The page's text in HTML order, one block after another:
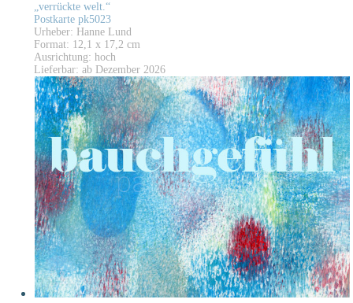
„verrückte welt.“
Postkarte pk5023
Urheber: Hanne Lund
Format: 12,1 x 17,2 cm
Ausrichtung: hoch
Lieferbar: ab Dezember 2026